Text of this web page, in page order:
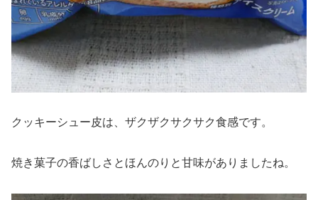
クッキーシュー皮は、ザクザクサクサク食感です。
焼き菓子の香ばしさとほんのりと甘味がありましたね。